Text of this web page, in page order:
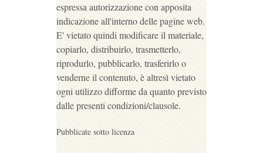
espressa autorizzazione con apposita
indicazione all'interno delle pagine web.
E' vietato quindi modificare il materiale,
copiarlo, distribuirlo, trasmetterlo,
riprodurlo, pubblicarlo, trasferirlo o
venderne il contenuto, è altresì vietato
ogni utilizzo difforme da quanto previsto
dalle presenti condizioni/clausole.
Pubblicate sotto licenza